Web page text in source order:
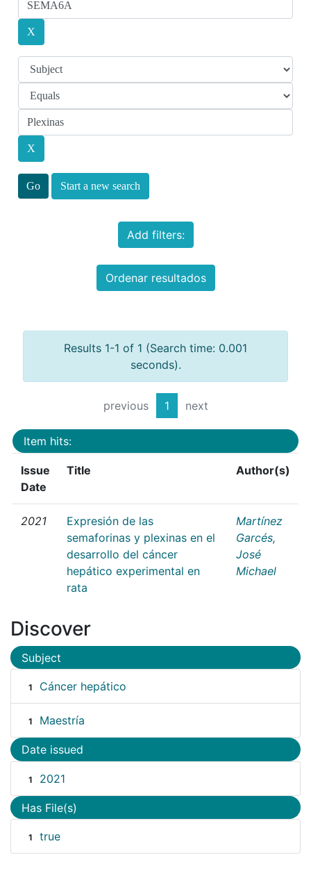
Start a new search
Add filters:
Ordenar resultados
Results 1-1 of 1 (Search time: 0.001
seconds).
previous 1 next
Item hits:
Issue
Date
Title Author(s)
2021
Expresión de las
semaforinas y plexinas en el
desarrollo del cáncer
hepático experimental en
rata
Martínez
Garcés,
José
Michael
Discover
Subject
1 Cáncer hepático
1 Maestría
Date issued
1 2021
Has File(s)
1 true